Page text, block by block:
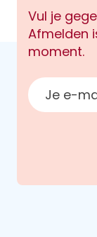
Vul je
Afmelden
moment.
E-mailadres